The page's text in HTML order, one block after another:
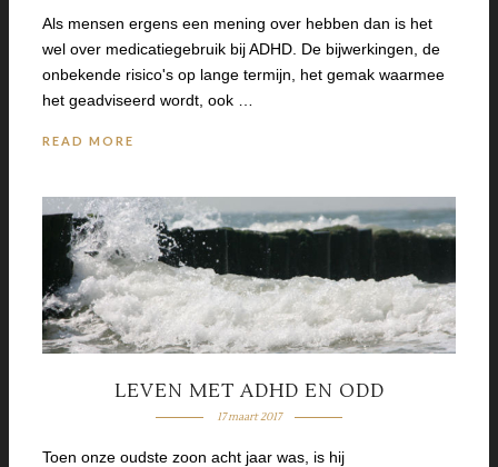
Als mensen ergens een mening over hebben dan is het
wel over medicatiegebruik bij ADHD. De bijwerkingen, de
onbekende risico's op lange termijn, het gemak waarmee
het geadviseerd wordt, ook …
READ MORE
LEVEN MET ADHD EN ODD
17 maart 2017
Toen onze oudste zoon acht jaar was, is hij